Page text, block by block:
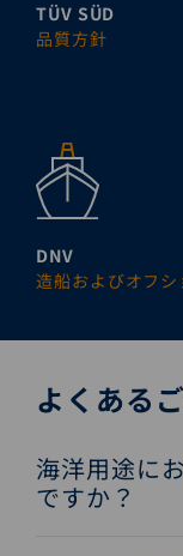
TÜV SÜD
品質方針
DNV
造船およびオフ
よくある
海洋用途に
ですか？